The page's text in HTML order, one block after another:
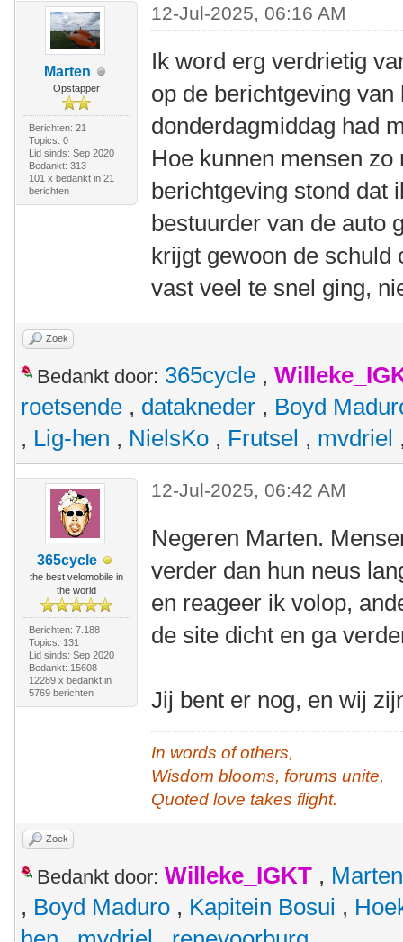
Marten
Opstapper
Berichten: 21
Topics: 0
Lid sinds: Sep 2020
Bedankt: 313
101 x bedankt in 21
berichten
12-Jul-2025, 06:16 AM
Ik word erg verdrietig
op de berichtgeving
donderdagmiddag had
Hoe kunnen mensen
berichtgeving stond dat
bestuurder van de auto
krijgt gewoon de schuld
vast veel te snel ging,
Zoek
Bedankt door: 365cycle ,
roetsende , datakneder , Boyd
, Lig-hen , NielsKo , Frutsel , mvdriel
365cycle
the best velomobile in
the world
Berichten: 7.188
Topics: 131
Lid sinds: Sep 2020
Bedankt: 15608
12289 x bedankt in
5769 berichten
12-Jul-2025, 06:42 AM
Negeren Marten.
verder dan hun neus
en reageer ik volop,
de site dicht en ga
Jij bent er nog, en wij
In words of others,
Wisdom blooms, forums unite,
Quoted love takes flight.
Zoek
Bedankt door: Willeke_IGKT , Marten
, Boyd Maduro , Kapitein Bosui ,